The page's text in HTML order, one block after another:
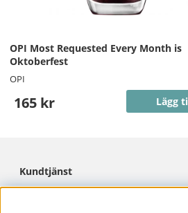
OPI Most Requested Every Month is
Oktoberfest
OPI
165 kr Lägg
Kundtjänst